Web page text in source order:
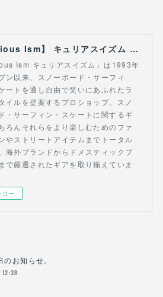
【Curious Ism】 キュリアスイズム l スノーボードショップ サーフショップ 福島県 会津若松市 郡山市 通販
Ism キュリアスイズム」は1993年
ン以来、スノーボード・サーフィ
ートを通し自由で笑いにあふれたラ
イルを提案するプロショップ。スノ
・サーフィン・スケートに関するギ
ろんそれらをより楽しむためのファ
やストリートアイテムまでトータル
海外ブランドからドメスティックブ
で厳選されたギアを取り揃えていま
ロー
お知らせ。